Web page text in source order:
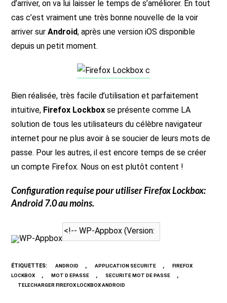
d’arriver, on va lui laisser le temps de s’améliorer. En tout
cas c’est vraiment une très bonne nouvelle de la voir
arriver surAndroid, après une version iOS disponible
depuis un petit moment.
Bien réalisée, très facile d’utilisation et parfaitement
intuitive, Firefox Lockbox se présente comme LA
solution de tous les utilisateurs du célèbre navigateur
internet pour ne plus avoir à se soucier de leurs mots de
passe. Pour les autres, il est encore temps de se créer
un compte Firefox. Nous on est plutôt content !
Configuration requise pour utiliserFirefox Lockbox:
Android 7.0 au moins.
WP-Appbox
ÉTIQUETTES: ANDROID , APPLICATION SECURITE ,
FIREFOX
LOCKBOX
, MOT D EPASSE , SECURITE MOT DE PASSE ,
TELECHARGER FIREFOX LOCKBOX ANDROID